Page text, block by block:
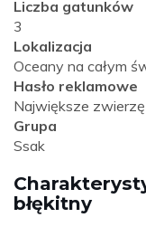
Liczba gatunków
3
Lokalizacja
Oceany na całym
Hasło reklamowe
Największe
Grupa
Ssak
błękitny